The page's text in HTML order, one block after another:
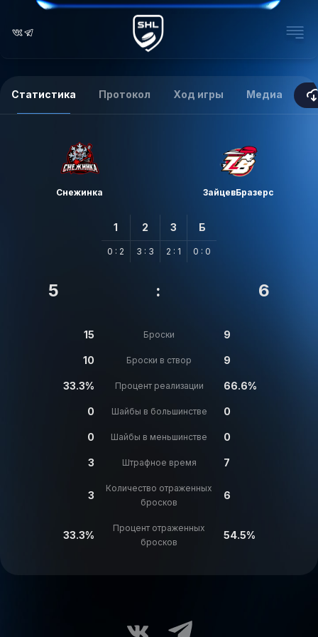
Статистика Протокол Ход игры Медиа
Снежинка ЗайцевБразерс
1
0 : 2
2
3 : 3
3
2 : 1
Б
0 : 0
5 : 6
15 Броски 9
10 Броски в створ 9
33.3% Процент реализации 66.6%
0 Шайбы в большинстве 0
0 Шайбы в меньшинстве 0
3 Штрафное время 7
3
Количество отраженных
бросков
6
33.3%
Процент отраженных
бросков
54.5%